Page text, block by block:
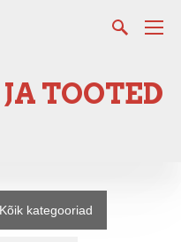
TOOTED
Kõik kategooriad